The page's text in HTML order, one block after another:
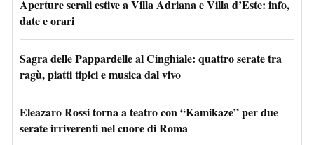
Aperture serali estive a Villa Adriana e Villa d’Este: info,
date e orari
Sagra delle Pappardelle al Cinghiale: quattro serate tra
ragù, piatti tipici e musica dal vivo
Eleazaro Rossi torna a teatro con “Kamikaze” per due
serate irriverenti nel cuore di Roma